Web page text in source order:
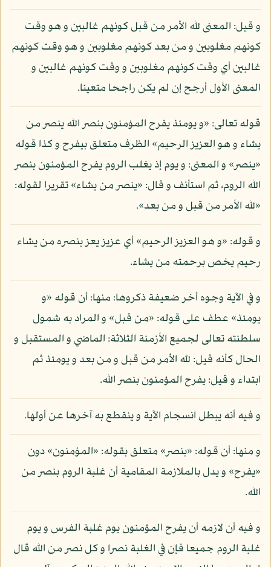
و قيل: المعنى لله الأمر من قبل كونهم غالبين و هو وقت
كونهم مغلوبين و من بعد كونهم مغلوبين و هو وقت كونهم
غالبين أي وقت كونهم مغلوبين و وقت كونهم غالبين و
المعنى الأول أرجح إن لم يكن راجحا متعينا.
قوله تعالى: «و يومئذ يفرح المؤمنون بنصر الله ينصر من
يشاء و هو العزيز الرحيم» الظرف متعلق بيفرح و كذا قوله
«ينصر» و المعنى: و يوم إذ يغلب الروم يفرح المؤمنون بنصر
الله الروم، ثم استأنف و قال: «ينصر من يشاء» تقريرا لقوله:
«لله الأمر من قبل و من بعد».
و قوله: «و هو العزيز الرحيم» أي عزيز يعز بنصره من يشاء
رحيم يخص برحمته من يشاء.
و في الآية وجوه أخر ضعيفة ذكروها: منها: أن قوله «و
يومئذ» عطف على قوله: «من قبل» و المراد به شمول
سلطنته تعالى لجميع الأزمنة الثلاثة: الماضي و المستقبل و
الحال كأنه قيل: لله الأمر من قبل و من بعد و يومئذ ثم
ابتداء و قيل: يفرح المؤمنون بنصر الله.
و فيه أنه يبطل انسجام الآية و ينقطع به آخرها عن أولها.
و منها: أن قوله: «بنصر» متعلق بقوله: «المؤمنون» دون
«يفرح» و يدل بالملازمة المقامية أن غلبة الروم بنصر من
الله.
و فيه أن لازمه أن يفرح المؤمنون يوم غلبة الفرس و يوم
غلبة الروم جميعا فإن في الغلبة نصرا و كل نصر من الله قال